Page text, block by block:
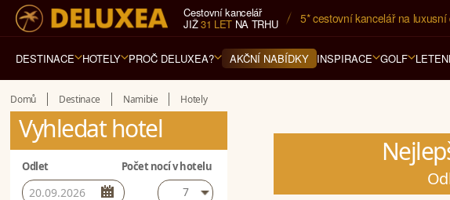
Cestovní kancelář
JIŽ31 LETNA TRHU 5* cestovní kancelář na
DESTINACE HOTELY PROČ DELUXEA? AKČNÍ NABÍDKY INSPIRACE GOLF
Domů Destinace Namibie Hotely
Vyhledat hotel
Odlet Počet nocí v hotelu
7